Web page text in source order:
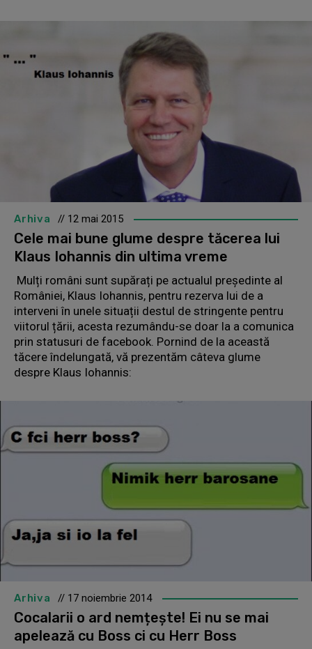
Arhiva // 12 mai 2015
Cele mai bune glume despre tăcerea lui
Klaus Iohannis din ultima vreme
Mulți români sunt supărați pe actualul președinte al
României, Klaus Iohannis, pentru rezerva lui de a
interveni în unele situații destul de stringente pentru
viitorul țării, acesta rezumându-se doar la a comunica
prin statusuri de facebook. Pornind de la această
tăcere îndelungată, vă prezentăm câteva glume
despre Klaus Iohannis:
Arhiva // 17 noiembrie 2014
Cocalarii o ard nemțește! Ei nu se mai
apelează cu Boss ci cu Herr Boss